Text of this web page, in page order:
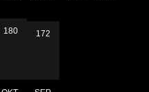
180 172